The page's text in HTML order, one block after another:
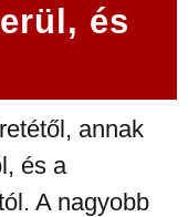
és
annak
és a
A nagyobb